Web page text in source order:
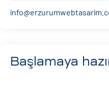
Başlamaya